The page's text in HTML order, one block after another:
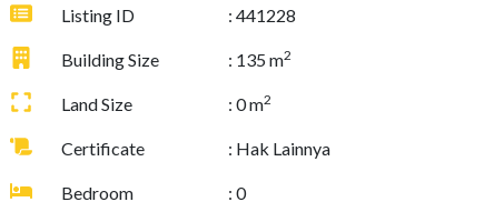
Listing ID : 441228
Building Size : 135 m2
Land Size : 0 m2
Certificate : Hak Lainnya
Bedroom : 0